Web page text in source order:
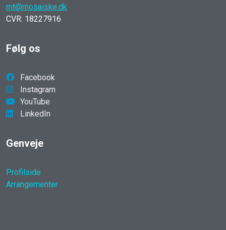
mt@mosaiske.dk
CVR: 18227916
Følg os
Facebook
Instagram
YouTube
LinkedIn
Genveje
Profilside
Arrangementer